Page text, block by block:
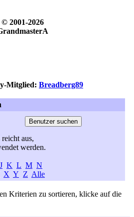
© 2001-2026
Mitglied: Breadberg89
aus,
werden.
J K L M N
X Y Z Alle
Kriterien zu sortieren, klicke auf die